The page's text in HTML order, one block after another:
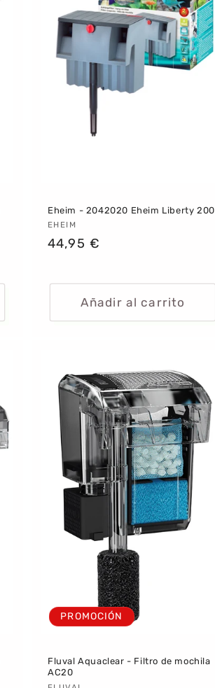
Eheim - 2042020 Eheim Liberty 200
Proveedor:
EHEIM
Precio
44,95 €
Añadir al carrito
PROMOCIÓN
Fluval Aquaclear - Filtro de mochila
AC20